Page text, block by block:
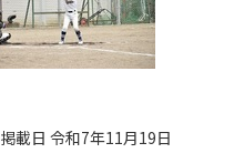
掲載日 令和7年11月19日